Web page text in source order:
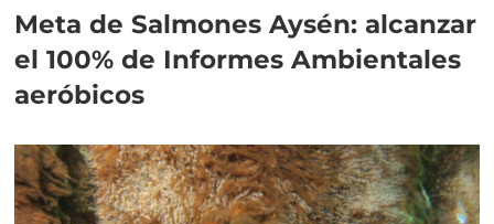
Meta de Salmones Aysén: alcanzar
el 100% de Informes Ambientales
aeróbicos